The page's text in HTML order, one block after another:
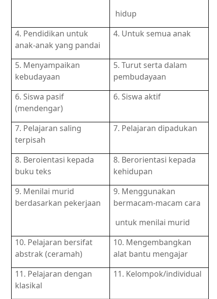
hidup
4. Pendidikan untuk
anak-anak yang pandai
4. Untuk semua anak
5. Menyampaikan
kebudayaan
5. Turut serta dalam
pembudayaan
6. Siswa pasif
(mendengar)
6. Siswa aktif
7. Pelajaran saling
terpisah
7. Pelajaran dipadukan
8. Beroientasi kepada
buku teks
8. Berorientasi kepada
kehidupan
9. Menilai murid
berdasarkan pekerjaan
9. Menggunakan
bermacam-macam cara
untuk menilai murid
10. Pelajaran bersifat
abstrak (ceramah)
10. Mengembangkan
alat bantu mengajar
11. Pelajaran dengan
klasikal
11. Kelompok/individual